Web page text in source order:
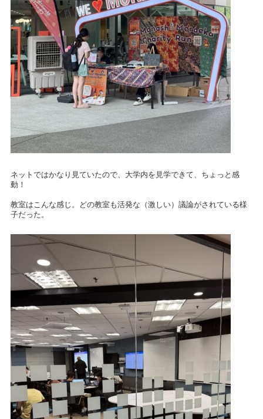
ネットではかなり見ていたので、大学内を見学できて、ちょっと感
動！
教室はこんな感じ。どの教室も活発な（激しい）議論がされている様
子だった。